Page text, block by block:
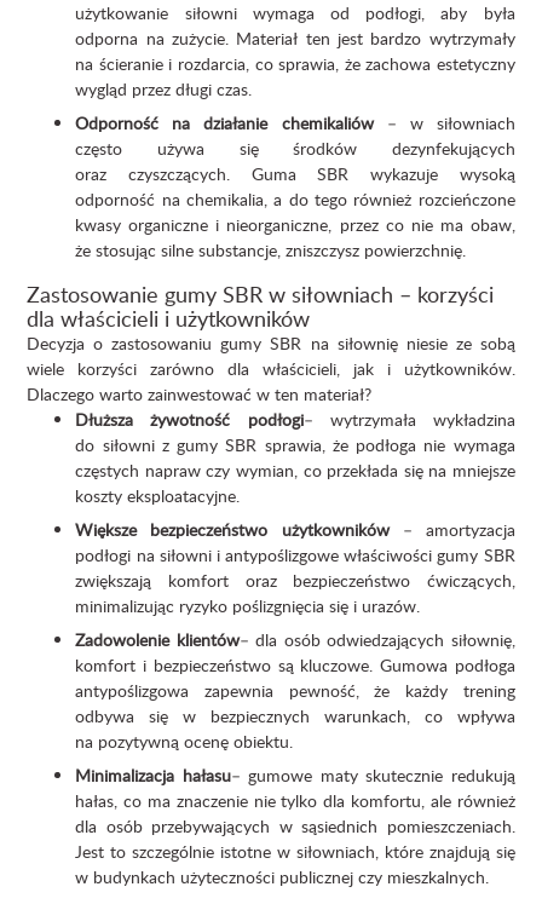
użytkowanie siłowni wymaga od podłogi, aby była
odporna na zużycie. Materiał ten jest bardzo wytrzymały
na ścieranie i rozdarcia, co sprawia, że zachowa estetyczny
wygląd przez długi czas.
Odporność na działanie chemikaliów– w siłowniach
często używa się środków dezynfekujących
oraz czyszczących. Guma SBR wykazuje wysoką
odporność na chemikalia, a do tego również rozcieńczone
kwasy organiczne i nieorganiczne, przez co nie ma obaw,
że stosując silne substancje, zniszczysz powierzchnię.
Zastosowanie gumy SBR w siłowniach – korzyści
dla właścicieli i użytkowników
Decyzja o zastosowaniu gumy SBR na siłownię niesie ze sobą
wiele korzyści zarówno dla właścicieli, jak i użytkowników.
Dlaczego warto zainwestować w ten materiał?
Dłuższa żywotność podłogi– wytrzymała wykładzina
do siłowni z gumy SBR sprawia, że podłoga nie wymaga
częstych napraw czy wymian, co przekłada się na mniejsze
koszty eksploatacyjne.
Większe bezpieczeństwo użytkowników– amortyzacja
podłogi na siłowni i antypoślizgowe właściwości gumy SBR
zwiększają komfort oraz bezpieczeństwo ćwiczących,
minimalizując ryzyko poślizgnięcia się i urazów.
Zadowolenie klientów– dla osób odwiedzających siłownię,
komfort i bezpieczeństwo są kluczowe. Gumowa podłoga
antypoślizgowa zapewnia pewność, że każdy trening
odbywa się w bezpiecznych warunkach, co wpływa
na pozytywną ocenę obiektu.
Minimalizacja hałasu– gumowe maty skutecznie redukują
hałas, co ma znaczenie nie tylko dla komfortu, ale również
dla osób przebywających w sąsiednich pomieszczeniach.
Jest to szczególnie istotne w siłowniach, które znajdują się
w budynkach użyteczności publicznej czy mieszkalnych.